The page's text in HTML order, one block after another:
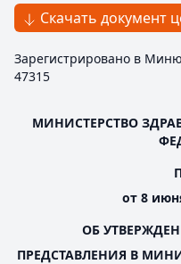
Скачать документ
Зарегистрировано в
47315
МИНИСТЕРСТВО
от 8
ОБ
ПРЕДСТАВЛЕНИЯ В